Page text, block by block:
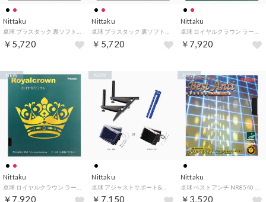
Nittaku
卓球 ブラスタック 裏ソフトラバー スポンジ硬度35 安定力 攻撃力 弾力性 反発力 カーボンブラックスポンジ 部活 （20 レッド）
￥5,720
Nittaku
卓球 ブラスタック 裏ソフトラバー スポンジ硬度35 安定力 攻撃力 弾力性 反発力 カーボンブラックスポンジ 部活 （71 ブラック）
￥5,720
Nittaku
卓球 ロイヤルクラウン ラージボール用 表ソフト ラバー AC アクティブチャージ ITTF公認 トッププレーヤー向け （20 レッド）
￥7,920
Nittaku
￥7,920
NEW
Nittaku
￥7,150
NEW
Nittaku
￥3,520
NEW